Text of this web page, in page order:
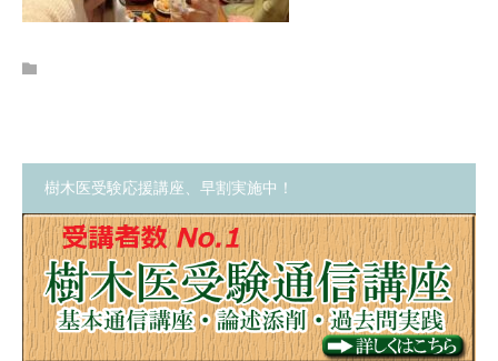
樹木医受験応援講座、早割実施中！